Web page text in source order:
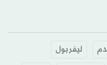
ليفربول